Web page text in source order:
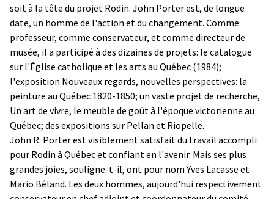
soit à la tête du projet Rodin. John Porter est, de longue
date, un homme de l'action et du changement. Comme
professeur, comme conservateur, et comme directeur de
musée, il a participé à des dizaines de projets: le catalogue
sur l'Église catholique et les arts au Québec (1984);
l'exposition Nouveaux regards, nouvelles perspectives: la
peinture au Québec 1820-1850; un vaste projet de recherche,
Un art de vivre, le meuble de goût à l'époque victorienne au
Québec; des expositions sur Pellan et Riopelle.
John R. Porter est visiblement satisfait du travail accompli
pour Rodin à Québec et confiant en l'avenir. Mais ses plus
grandes joies, souligne-t-il, ont pour nom Yves Lacasse et
Mario Béland. Les deux hommes, aujourd'hui respectivement